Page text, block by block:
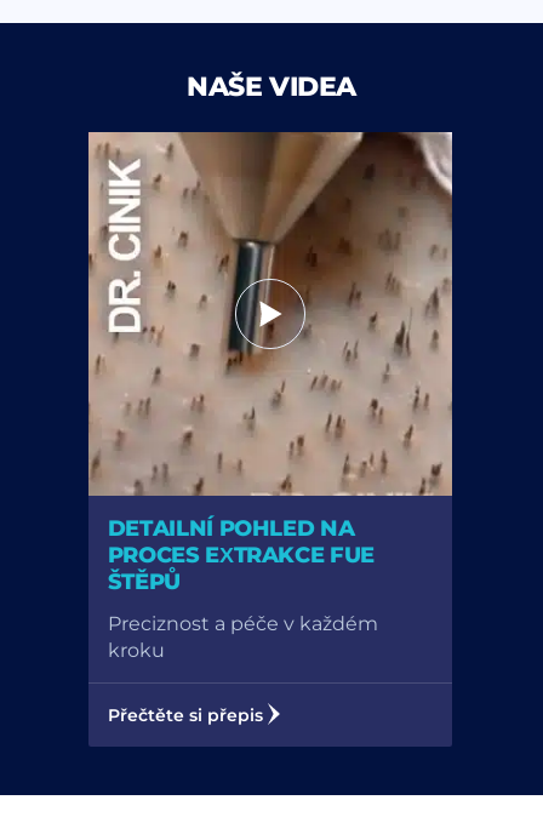
NAŠE VIDEA
DETAILNÍ POHLED NA
PROCES EXTRAKCE FUE
ŠTĚPŮ
Preciznost a péče v každém
kroku
Přečtěte si přepis